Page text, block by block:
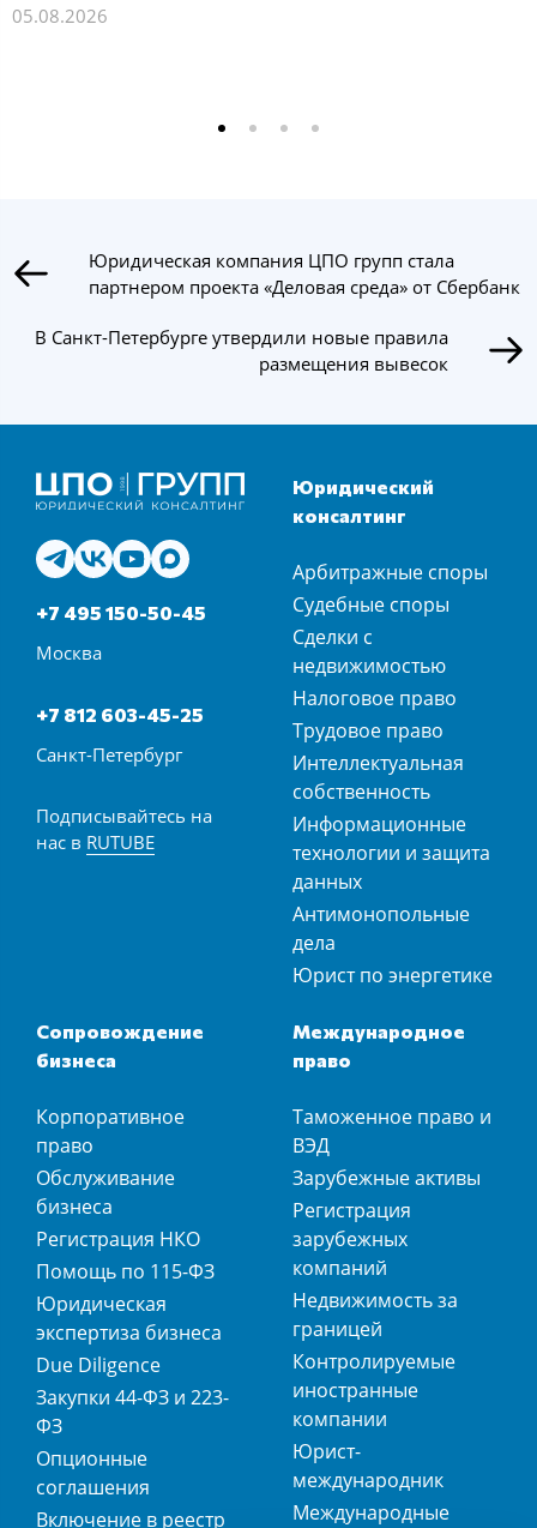
05.08.2026
Юридическая компания ЦПО групп стала
партнером проекта «Деловая среда» от Сбербанк
В Санкт-Петербурге утвердили новые правила
размещения вывесок
+7 495 150-50-45
Москва
+7 812 603-45-25
Санкт-Петербург
Подписывайтесь на
нас в RUTUBE
Юридический
консалтинг
Арбитражные споры
Судебные споры
Сделки с
недвижимостью
Налоговое право
Трудовое право
Интеллектуальная
собственность
Информационные
технологии и защита
данных
Антимонопольные
дела
Юрист по энергетике
Сопровождение
бизнеса
Корпоративное
право
Обслуживание
бизнеса
Регистрация НКО
Помощь по 115-ФЗ
Юридическая
экспертиза бизнеса
Due Diligence
Закупки 44-ФЗ и 223-
ФЗ
Опционные
соглашения
Включение в реестр
Международное
право
Таможенное право и
ВЭД
Зарубежные активы
Регистрация
зарубежных
компаний
Недвижимость за
границей
Контролируемые
иностранные
компании
Юрист-
международник
Международные